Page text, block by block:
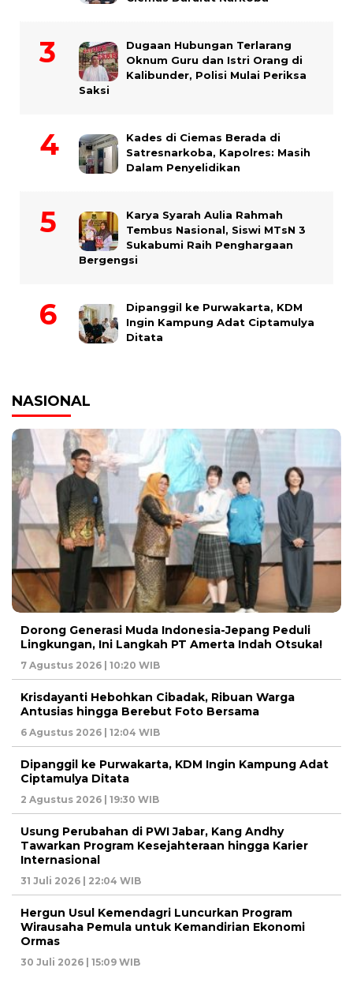
Dugaan Hubungan Terlarang
Oknum Guru dan Istri Orang di
Kalibunder, Polisi Mulai Periksa
Saksi
Kades di Ciemas Berada di
Satresnarkoba, Kapolres: Masih
Dalam Penyelidikan
Karya Syarah Aulia Rahmah
Tembus Nasional, Siswi MTsN 3
Sukabumi Raih Penghargaan
Bergengsi
Dipanggil ke Purwakarta, KDM
Ingin Kampung Adat Ciptamulya
Ditata
NASIONAL
Dorong Generasi Muda Indonesia-Jepang Peduli
Lingkungan, Ini Langkah PT Amerta Indah Otsuka!
7 Agustus 2026 | 10:20 WIB
Krisdayanti Hebohkan Cibadak, Ribuan Warga
Antusias hingga Berebut Foto Bersama
6 Agustus 2026 | 12:04 WIB
Dipanggil ke Purwakarta, KDM Ingin Kampung Adat
Ciptamulya Ditata
2 Agustus 2026 | 19:30 WIB
Usung Perubahan di PWI Jabar, Kang Andhy
Tawarkan Program Kesejahteraan hingga Karier
Internasional
31 Juli 2026 | 22:04 WIB
Hergun Usul Kemendagri Luncurkan Program
Wirausaha Pemula untuk Kemandirian Ekonomi
Ormas
30 Juli 2026 | 15:09 WIB